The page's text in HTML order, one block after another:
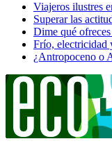
Viajeros ilustres
Superar las
Dime qué
Frío, electricidad
¿Antropoceno o